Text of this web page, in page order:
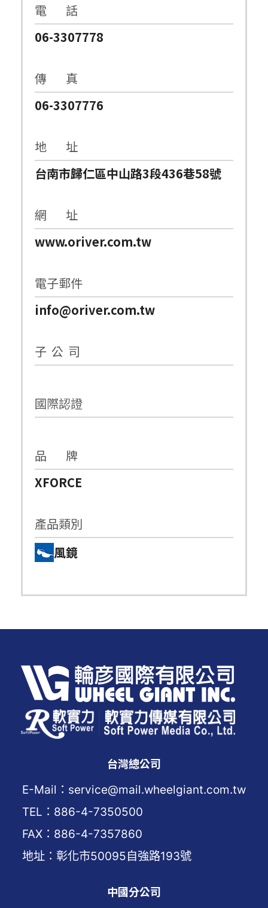
電 話
06-3307778
傳 真
06-3307776
地 址
台南市歸仁區中山路3段436巷58號
網 址
www.oriver.com.tw
電子郵件
info@oriver.com.tw
子 公 司
國際認證
品 牌
XFORCE
產品類別
風鏡
台灣總公司
E-Mail：service@mail.wheelgiant.com.tw
TEL：886-4-7350500
FAX：886-4-7357860
地址：彰化市50095自強路193號
中國分公司